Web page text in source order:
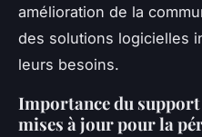
amélioration de la
des solutions logicielles
leurs besoins.
Importance du
mises à jour pour la